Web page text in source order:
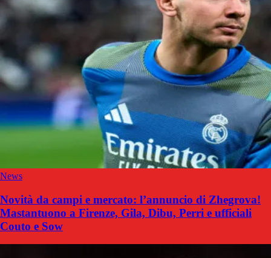
News
Novità da campi e mercato: l’annuncio di Zhegrova!
Mastantuono a Firenze, Gila, Dibu, Perri e ufficiali
Couto e Sow